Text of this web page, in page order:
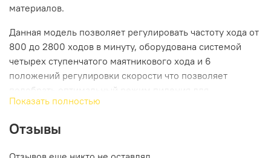
материалов.
Данная модель позволяет регулировать частоту хода от
800 до 2800 ходов в минуту, оборудована системой
четырех ступенчатого маятникового хода и 6
положений регулировки скорости что позволяет
подобрать оптимальный режим пиления для
обрабатываемого материала.
Прозрачный экран защищает оператора от стружки и
Показать полностью
Отзывы